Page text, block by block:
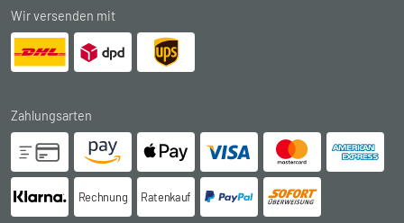
Wir versenden mit
Zahlungsarten
Rechnung Ratenkauf